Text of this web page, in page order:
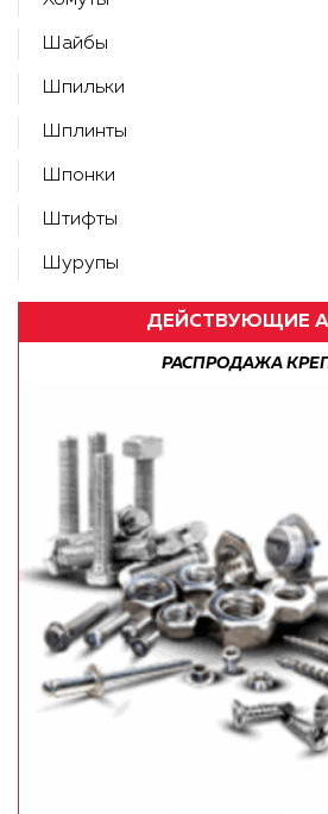
Шайбы
Шпильки
Шплинты
Шпонки
Штифты
Шурупы
ДЕЙСТВУЮЩИЕ
БЕСПЛАТНАЯ